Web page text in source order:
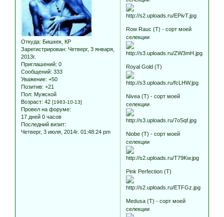
Откуда: Бишкек, КР
Зарегистрирован: Четверг, 3 января,
2013г.
Приглашений: 0
Сообщений: 333
Уважение: +50
Позитив: +21
Пол: Мужской
Возраст: 42 [1983-10-13]
Провел на форуме:
17 дней 0 часов
Последний визит:
Четверг, 3 июля, 2014г. 01:48:24 pm
Row Rauc (T) - сорт моей
селекции
Royal Gold (T)
Nivea (T) - сорт моей
селекции
Niobe (T) - сорт моей
селекции
Pink Perfection (T)
Medusa (T) - сорт моей
селекции